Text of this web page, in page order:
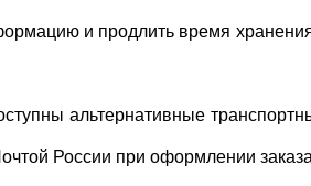
и продлить время
альтернативные
России при оформлении